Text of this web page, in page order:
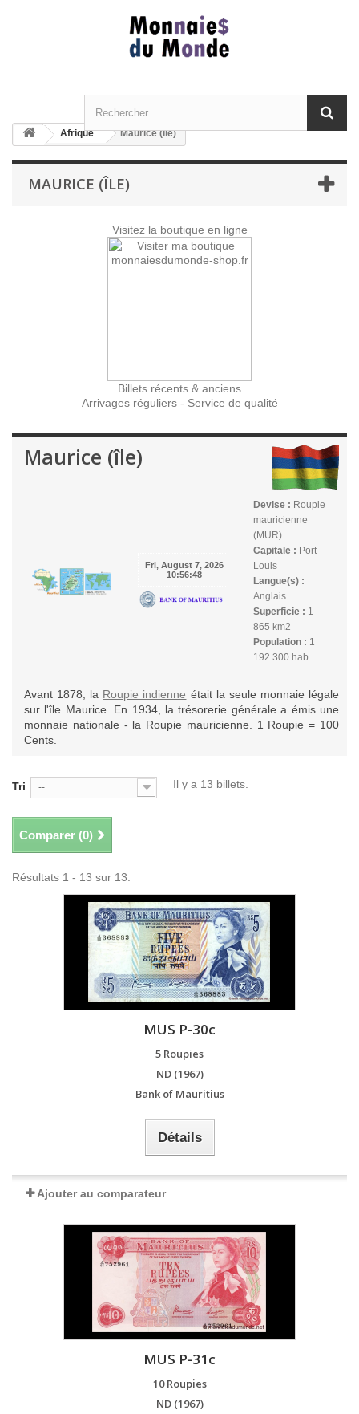
Afrique Maurice (île)
MAURICE (ÎLE)
Visitez la boutique en ligne
Billets récents & anciens
Arrivages réguliers - Service de qualité
Maurice (île)
Devise : Roupie
mauricienne
(MUR)
Capitale : Port-
Louis
Langue(s) :
Anglais
Superficie : 1
865 km2
Population : 1
192 300 hab.
Avant 1878, la Roupie indienne était la seule monnaie légale
sur l'île Maurice. En 1934, la trésorerie générale a émis une
monnaie nationale - la Roupie mauricienne. 1 Roupie = 100
Cents.
Tri -- Il y a 13 billets.
Comparer (0)
Résultats 1 - 13 sur 13.
MUS P-30c
5 Roupies
ND (1967)
Bank of Mauritius
Détails
Ajouter au comparateur
MUS P-31c
10 Roupies
ND (1967)